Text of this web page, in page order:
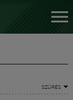
SZŰRÉS